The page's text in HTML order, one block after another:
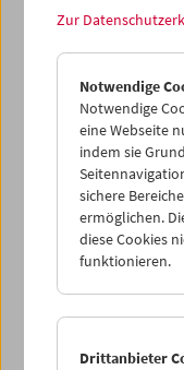
Begleitend dazu
Jahren, Lassnigs
und 14. November
Kontext der
Tag widmet sich im
und ihrer
1970er Jahre.
Eine gemeinsame
Albertina, der Maria
Besucher*innen
Vorlage eines
Zur
Notwendige
Notwendige
eine Webseite
indem sie
sichere
ermöglichen.
diese Cookies
funktionieren.
Drittanbieter